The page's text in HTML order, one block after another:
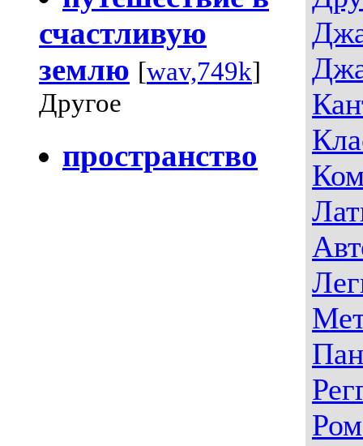
счастливую
землю [wav,749k]
Другое
пространство